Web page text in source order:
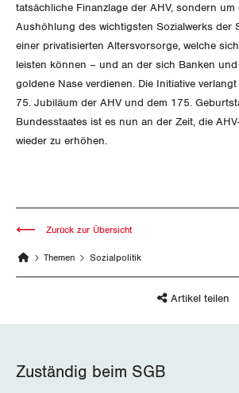
Thurgau
Uri
Waadt
Wallis
tatsächliche Finanzlage der AHV, sondern um
Aushöhlung des wichtigsten Sozialwerks der
einer privatisierten Altersvorsorge, welche
leisten können – und an der sich Banken und
goldene Nase verdienen. Die Initiative
75. Jubiläum der AHV und dem 175.
Bundesstaates ist es nun an der Zeit, die
wieder zu erhöhen.
Themen Sozialpolitik
Zurück zur Übersicht
Artikel teilen
Zuständig beim SGB